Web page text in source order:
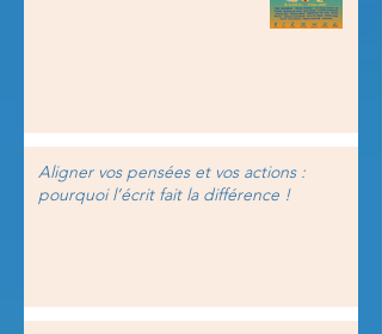
Aligner vos pensées et vos actions :
pourquoi l’écrit fait la différence !